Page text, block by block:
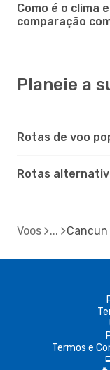
Como é o clima
comparação
Planeie a
Rotas de voo
Rotas
Voos
Termos e